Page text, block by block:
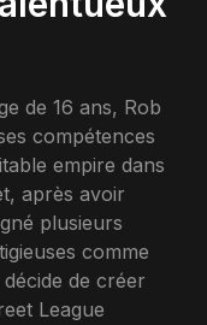
de 16 ans, Rob
compétences
empire dans
après avoir
plusieurs
comme
de créer
League